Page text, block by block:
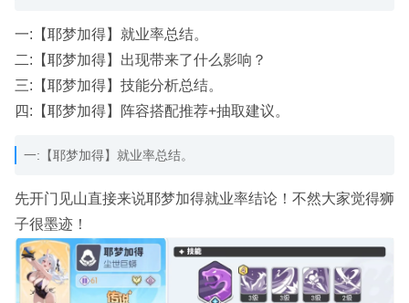
一:【耶梦加得】就业率总结。
二:【耶梦加得】出现带来了什么影响？
三:【耶梦加得】技能分析总结。
四:【耶梦加得】阵容搭配推荐+抽取建议。
一:【耶梦加得】就业率总结。
先开门见山直接来说耶梦加得就业率结论！不然大家觉得狮
子很墨迹！